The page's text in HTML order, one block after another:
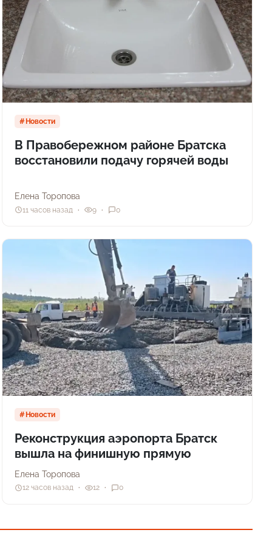
Новости
В Правобережном районе Братска
восстановили подачу горячей воды
Елена Торопова
11 часов назад 9 0
Новости
Реконструкция аэропорта Братск
вышла на финишную прямую
Елена Торопова
12 часов назад 12 0